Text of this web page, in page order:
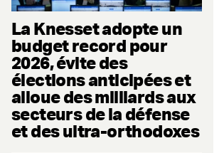
La Knesset adopte un
budget record pour
2026, évite des
élections anticipées et
alloue des milliards aux
secteurs de la défense
et des ultra-orthodoxes